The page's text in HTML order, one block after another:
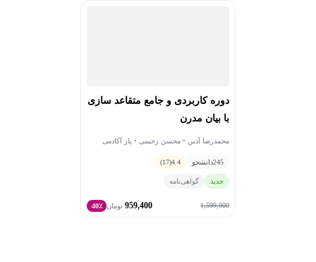
محتوای آموزشی، چالش‌های ۳۰ روزه و برنامه‌های ویژه رشد
فردی را ارائه می‌دهد تا هر فرد بتواند مسیر پیشرفت خود را
با سرعت و تمرکز بیشتر طی کند.
فراموش نکنید هر آموزشی سرمایه گذاری نیست؛آموزشی
که موجب تغییر رفتار شود سرمایه گذاری است.
دوره کاربردی و جامع متقاعد سازی
با بیان مدرن
محمدرضا آذین • محسن رحیمی • پاز آکادمی
245دانشجو 4.4
(17)
جدید گواهی‌نامه
1,599,000
959,400 تومان 40٪